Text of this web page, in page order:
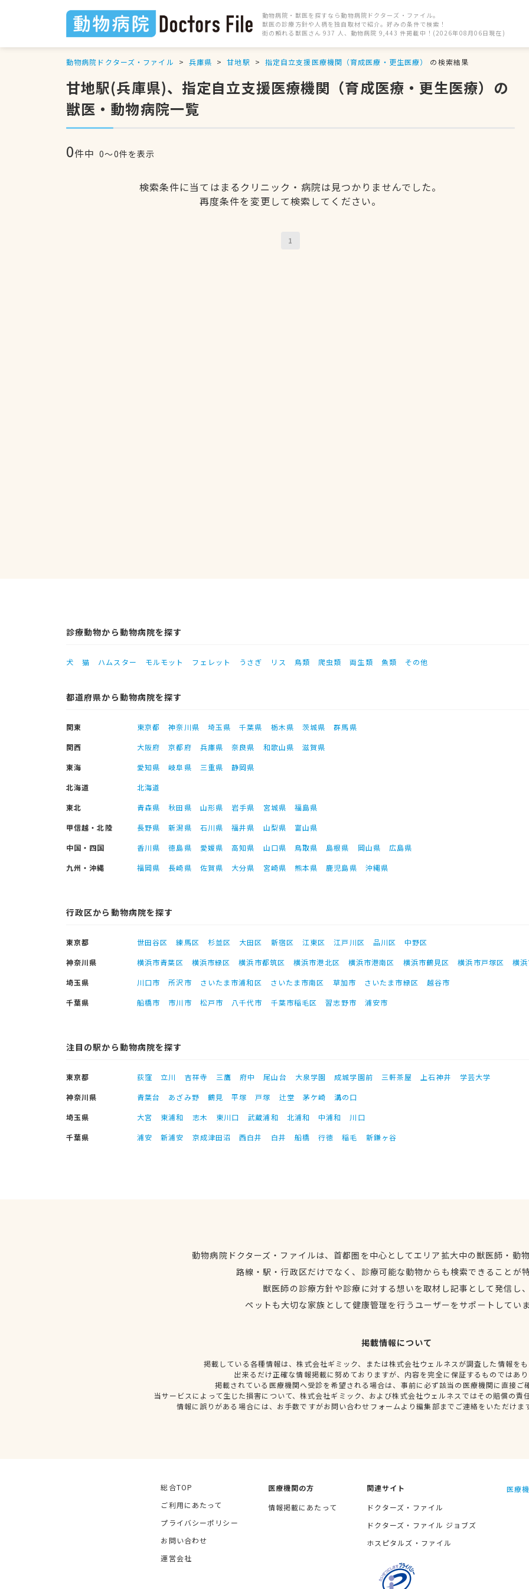
動物病院・獣医を探すなら動物病院ドクターズ・ファイル。
獣医の診療方針や人柄を独自取材で紹介。好みの条件で検索！
街の頼れる獣医さん 937 人、動物病院 9,443 件掲載中！(2026年08月06日現在)
動物病院ドクターズ・ファイル 兵庫県 甘地駅 指定自立支援医療機関（育成医療・更生医療） の検索結果
甘地駅(兵庫県)、指定自立支援医療機関（育成医療・更生医療）の
獣医・動物病院一覧
0件中 0〜0件を表示
検索条件に当てはまるクリニック・病院は見つかりませんでした。
再度条件を変更して検索してください。
1
診療動物から動物病院を探す
犬 猫 ハムスター モルモット フェレット うさぎ リス 鳥類 爬虫類 両生類 魚類 その他
都道府県から動物病院を探す
関東 東京都 神奈川県 埼玉県 千葉県 栃木県 茨城県
群馬県
関西
大阪府 京都府 兵庫県 奈良県 和歌山県
滋賀県
東海
愛知県 岐阜県 三重県
静岡県
北海道
北海道
東北
青森県 秋田県 山形県 岩手県 宮城県
福島県
甲信越・北陸
長野県 新潟県 石川県 福井県 山梨県
富山県
中国・四国
香川県 徳島県 愛媛県 高知県 山口県 鳥取県 島根県 岡山県
広島県
九州・沖縄
福岡県 長崎県 佐賀県 大分県 宮崎県 熊本県 鹿児島県 沖縄県
行政区から動物病院を探す
東京都 世田谷区 練馬区 杉並区 大田区 新宿区 江東区 江戸川区 品川区
中野区
神奈川県
横浜市青葉区 横浜市緑区 横浜市都筑区 横浜市港北区 横浜市港南区 横浜市鶴見区 横浜市戸塚区
横
埼玉県
川口市 所沢市 さいたま市浦和区 さいたま市南区 草加市 さいたま市緑区
越谷市
千葉県
船橋市 市川市 松戸市 八千代市 千葉市稲毛区 習志野市 浦安市
注目の駅から動物病院を探す
東京都 荻窪 立川 吉祥寺 三鷹 府中 尾山台 大泉学園 成城学園前 三軒茶屋 上石神井
学芸大学
神奈川県
青葉台 あざみ野 鶴見 平塚 戸塚 辻堂 茅ケ崎
溝の口
埼玉県
大宮 東浦和 志木 東川口 武蔵浦和 北浦和 中浦和
川口
千葉県
浦安 新浦安 京成津田沼 西白井 白井 船橋 行徳 稲毛 新鎌ヶ谷
動物病院ドクターズ・ファイルは、首都圏を中心としてエリア拡大中の獣医師・動
路線・駅・行政区だけでなく、診療可能な動物からも検索できることが
獣医師の診療方針や診療に対する想いを取材し記事として発信し
ペットも大切な家族として健康管理を行うユーザーをサポートしてい
掲載情報について
掲載している各種情報は、株式会社ギミック、または株式会社ウェルネスが調査した情報を
出来るだけ正確な情報掲載に努めておりますが、内容を完全に保証するものではあ
掲載されている医療機関へ受診を希望される場合は、事前に必ず該当の医療機関に直接ご
当サービスによって生じた損害について、株式会社ギミック、および株式会社ウェルネスではその賠償の責
情報に誤りがある場合には、お手数ですがお問い合わせフォームより編集部までご連絡をいただけま
総合TOP
ご利用にあたって
プライバシーポリシー
お問い合わせ
運営会社
医療機関の方
情報掲載にあたって
関連サイト
ドクターズ・ファイル
ドクターズ・ファイル ジョブズ
ホスピタルズ・ファイル
医療